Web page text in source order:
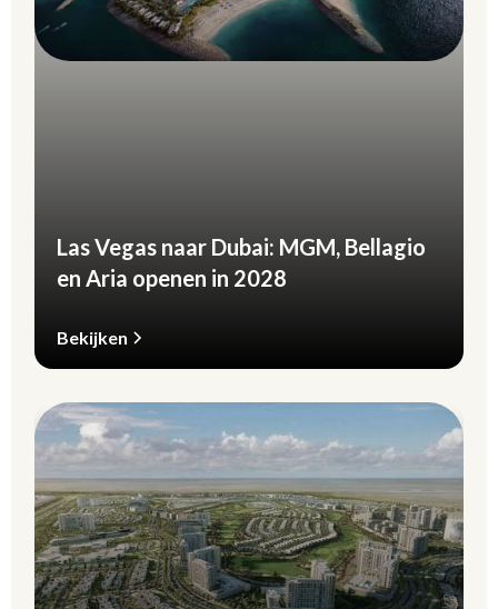
Las Vegas naar Dubai: MGM, Bellagio
en Aria openen in 2028
Bekijken